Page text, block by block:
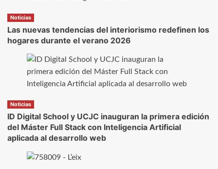
Noticias
Las nuevas tendencias del interiorismo redefinen los
hogares durante el verano 2026
Noticias
ID Digital School y UCJC inauguran la primera edición
del Máster Full Stack con Inteligencia Artificial
aplicada al desarrollo web